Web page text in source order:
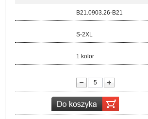
B21.0903.26-B21
S-2XL
1 kolor